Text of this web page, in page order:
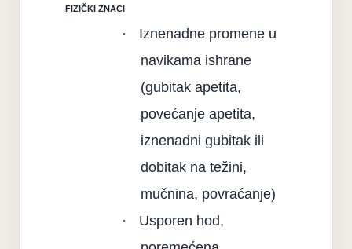
FIZIČKI ZNACI
·
Iznenadne promene u
navikama ishrane
(gubitak apetita,
povećanje apetita,
iznenadni gubitak ili
dobitak na težini,
mučnina, povraćanje)
·
Usporen hod,